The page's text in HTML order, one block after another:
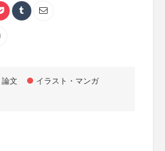
文
イラスト・マンガ